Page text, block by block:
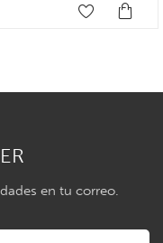
en tu correo.